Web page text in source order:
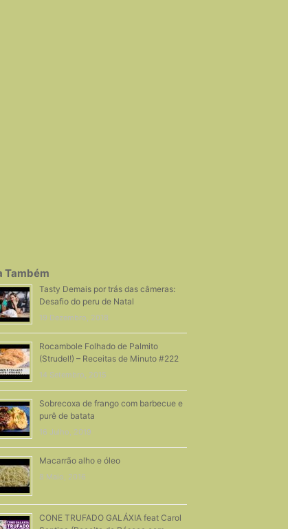
Também
Tasty Demais por trás das câmeras:
Desafio do peru de Natal
19 Dezembro, 2018
Rocambole Folhado de Palmito
(Strudel!) – Receitas de Minuto #222
14 Setembro, 2015
Sobrecoxa de frango com barbecue e
purê de batata
16 Julho, 2019
Macarrão alho e óleo
8 Maio, 2016
CONE TRUFADO GALÁXIA feat Carol